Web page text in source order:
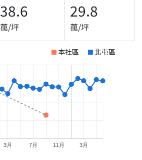
38.6
萬/坪
29.8
萬/坪
本社區 北屯區
3月 7月 11月 3月